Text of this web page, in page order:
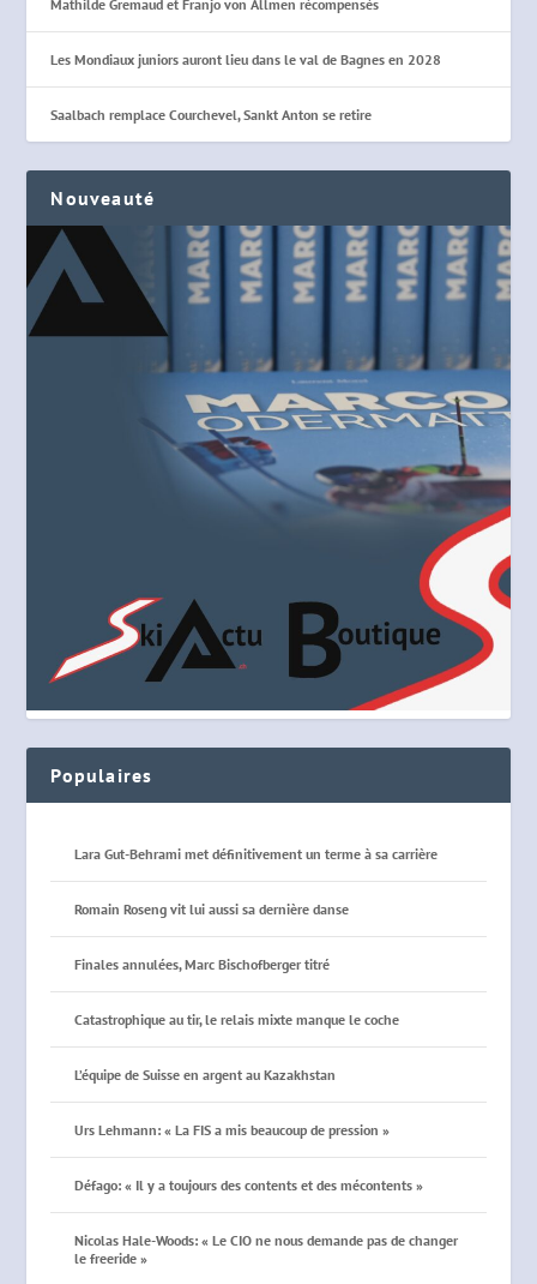
Mathilde Gremaud et Franjo von Allmen récompensés
Les Mondiaux juniors auront lieu dans le val de Bagnes en 2028
Saalbach remplace Courchevel, Sankt Anton se retire
Nouveauté
Populaires
Lara Gut-Behrami met définitivement un terme à sa carrière
Romain Roseng vit lui aussi sa dernière danse
Finales annulées, Marc Bischofberger titré
Catastrophique au tir, le relais mixte manque le coche
L’équipe de Suisse en argent au Kazakhstan
Urs Lehmann: « La FIS a mis beaucoup de pression »
Défago: « Il y a toujours des contents et des mécontents »
Nicolas Hale-Woods: « Le CIO ne nous demande pas de changer
le freeride »